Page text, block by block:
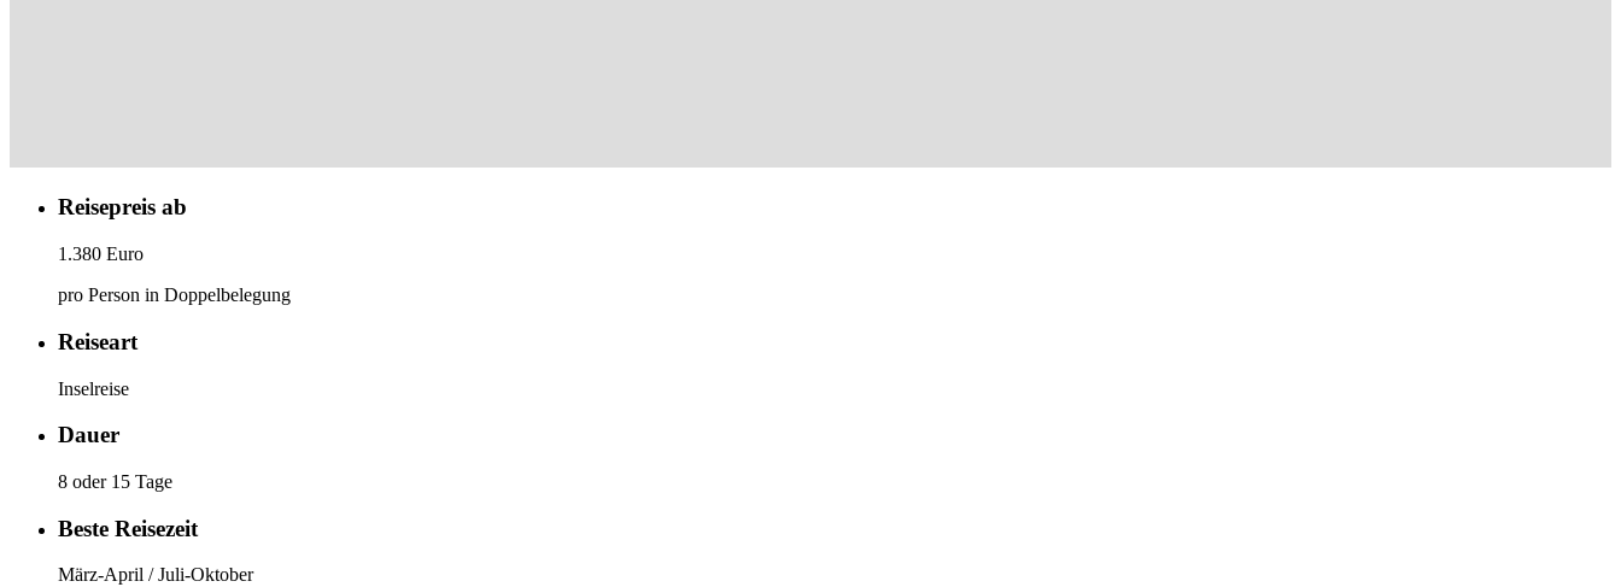
Reisepreis ab
1.380 Euro
pro Person in Doppelbelegung
Reiseart
Inselreise
Dauer
8 oder 15 Tage
Beste Reisezeit
März-April / Juli-Oktober